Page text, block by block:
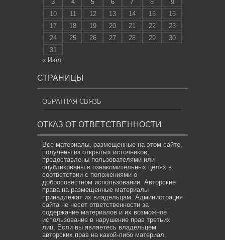
3
4 5 6 7 8
9
10
11 12 13 14 15
16
17
18 19 20 21 22
23
24
25 26 27 28 29
30
31
« Июл
СТРАНИЦЫ
ОБРАТНАЯ СВЯЗЬ
ОТКАЗ ОТ ОТВЕТСТВЕННОСТИ
Все материалы, размещенные на этом сайте,
получены из открытых источников,
предоставлены пользователями или
опубликованы в ознакомительных целях в
соответствии с положениями о
добросовестном использовании. Авторские
права на размещенные материалы
принадлежат их владельцам. Администрация
сайта не несет ответственности за
содержание материалов и их возможное
использование в нарушение прав третьих
лиц. Если вы являетесь владельцем
авторских прав на какой-либо материал,